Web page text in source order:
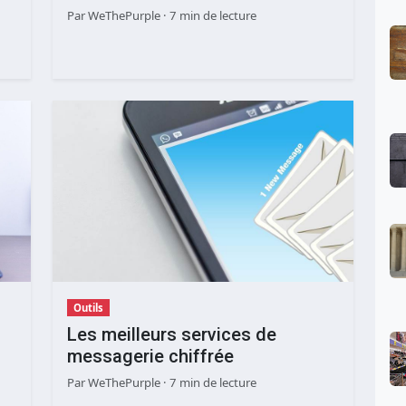
ParWeThePurple· 7 min de lecture
Outils
Les meilleurs services de
messagerie chiffrée
ParWeThePurple· 7 min de lecture